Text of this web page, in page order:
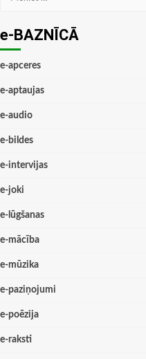
e-BAZNĪCĀ
e-apceres
e-aptaujas
e-audio
e-bildes
e-intervijas
e-joki
e-lūgšanas
e-mācība
e-mūzika
e-paziņojumi
e-poēzija
e-raksti